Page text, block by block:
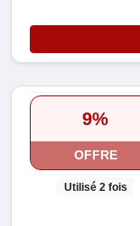
9%
OFFRE
Utilisé 2 fois